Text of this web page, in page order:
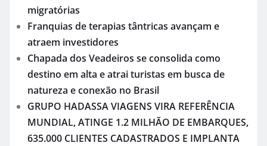
migratórias
Franquias de terapias tântricas avançam e
atraem investidores
Chapada dos Veadeiros se consolida como
destino em alta e atrai turistas em busca de
natureza e conexão no Brasil
GRUPO HADASSA VIAGENS VIRA REFERÊNCIA
MUNDIAL, ATINGE 1.2 MILHÃO DE EMBARQUES,
635.000 CLIENTES CADASTRADOS E IMPLANTA